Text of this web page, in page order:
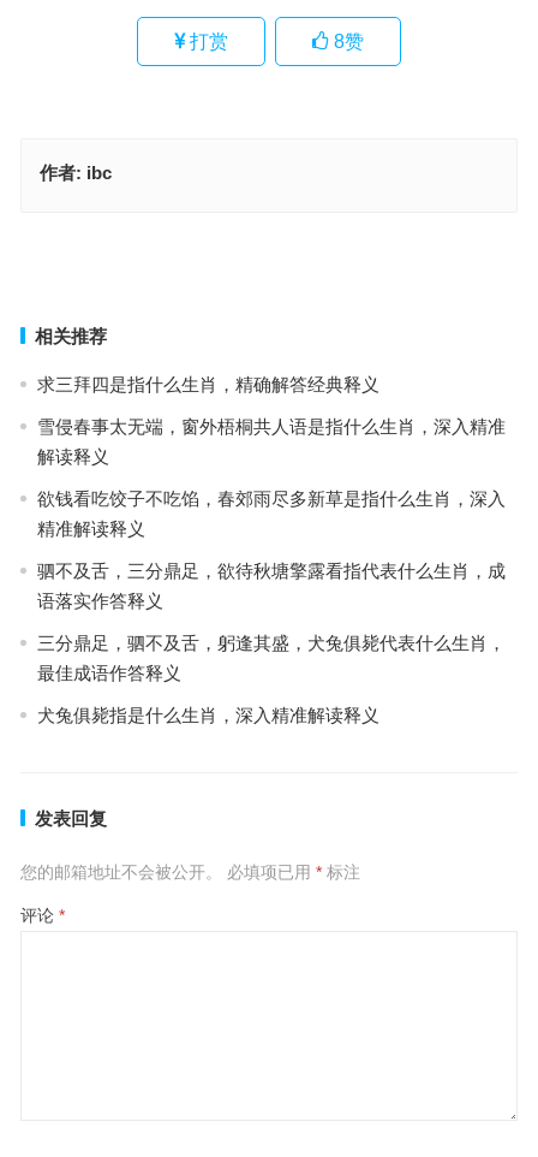
打赏 8赞
作者: ibc
相关推荐
求三拜四是指什么生肖，精确解答经典释义
雪侵春事太无端，窗外梧桐共人语是指什么生肖，深入精准
解读释义
欲钱看吃饺子不吃馅，春郊雨尽多新草是指什么生肖，深入
精准解读释义
驷不及舌，三分鼎足，欲待秋塘擎露看指代表什么生肖，成
语落实作答释义
三分鼎足，驷不及舌，躬逢其盛，犬兔俱毙代表什么生肖，
最佳成语作答释义
犬兔俱毙指是什么生肖，深入精准解读释义
发表回复
您的邮箱地址不会被公开。 必填项已用 *标注
评论 *